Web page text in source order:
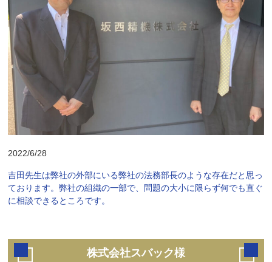
2022/6/28
吉田先生は弊社の外部にいる弊社の法務部長のような存在だと思っ
ております。弊社の組織の一部で、問題の大小に限らず何でも直ぐ
に相談できるところです。
株式会社スバック様